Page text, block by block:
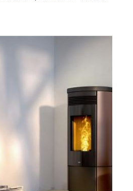
100% fabriqué en Italie-
de la combustion
de nettoyage de vitres-
sans balais (NBT)-
radio avec fonction
techniques de l'appareil